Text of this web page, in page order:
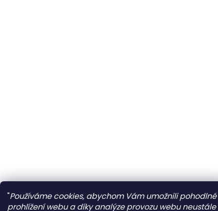
"Používáme cookies, abychom Vám umožnili pohodlné
prohlížení webu a díky analýze provozu webu neustále